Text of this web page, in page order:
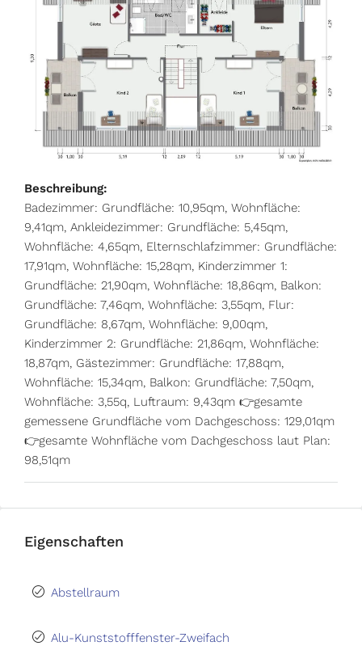
Beschreibung:
Badezimmer: Grundfläche: 10,95qm, Wohnfläche:
9,41qm, Ankleidezimmer: Grundfläche: 5,45qm,
Wohnfläche: 4,65qm, Elternschlafzimmer: Grundfläche:
17,91qm, Wohnfläche: 15,28qm, Kinderzimmer 1:
Grundfläche: 21,90qm, Wohnfläche: 18,86qm, Balkon:
Grundfläche: 7,46qm, Wohnfläche: 3,55qm, Flur:
Grundfläche: 8,67qm, Wohnfläche: 9,00qm,
Kinderzimmer 2: Grundfläche: 21,86qm, Wohnfläche:
18,87qm, Gästezimmer: Grundfläche: 17,88qm,
Wohnfläche: 15,34qm, Balkon: Grundfläche: 7,50qm,
Wohnfläche: 3,55q, Luftraum: 9,43qm 👉gesamte
gemessene Grundfläche vom Dachgeschoss: 129,01qm
👉gesamte Wohnfläche vom Dachgeschoss laut Plan:
98,51qm
Eigenschaften
Abstellraum
Alu-Kunststofffenster-Zweifach